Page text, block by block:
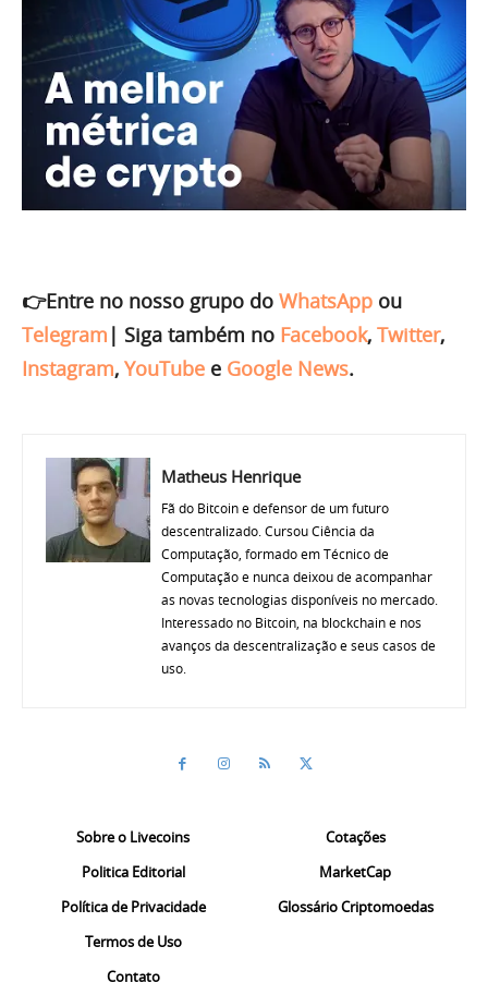
👉Entre no nosso grupo do WhatsApp ou
Telegram | Siga também no Facebook, Twitter,
Instagram, YouTube e Google News.
Matheus Henrique
Fã do Bitcoin e defensor de um futuro
descentralizado. Cursou Ciência da
Computação, formado em Técnico de
Computação e nunca deixou de acompanhar
as novas tecnologias disponíveis no mercado.
Interessado no Bitcoin, na blockchain e nos
avanços da descentralização e seus casos de
uso.
Sobre o Livecoins
Politica Editorial
Política de Privacidade
Termos de Uso
Contato
Cotações
MarketCap
Glossário Criptomoedas